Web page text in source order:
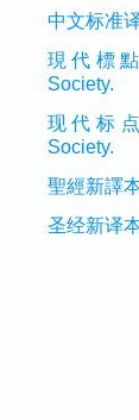
中文标准
現代標
Society.
现代标
Society.
聖經新譯
圣经新译